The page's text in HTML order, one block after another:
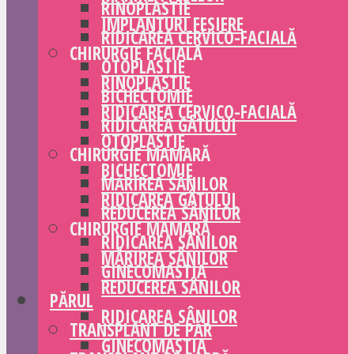
RINOPLASTIE
RIDICAREA CERVICO-FACIALĂ
OTOPLASTIE
BICHECTOMIE
RIDICAREA GÂTULUI
CHIRURGIE MAMARĂ
MĂRIREA SÂNILOR
REDUCEREA SÂNILOR
RIDICAREA SÂNILOR
GINECOMASTIA
PĂRUL
TRANSPLANT DE PĂR
IMPLANTURI FESIERE
CHIRURGIE FACIALĂ
RINOPLASTIE
RIDICAREA CERVICO-FACIALĂ
OTOPLASTIE
BICHECTOMIE
RIDICAREA GÂTULUI
CHIRURGIE MAMARĂ
MĂRIREA SÂNILOR
REDUCEREA SÂNILOR
RIDICAREA SÂNILOR
GINECOMASTIA